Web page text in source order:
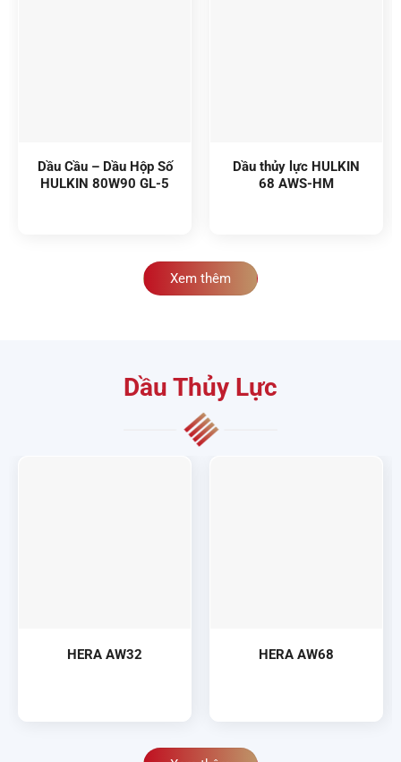
Dầu Cầu – Dầu Hộp Số
HULKIN 80W90 GL-5
Dầu thủy lực HULKIN
68 AWS-HM
Xem thêm
Dầu Thủy Lực
HERA AW32 HERA AW68